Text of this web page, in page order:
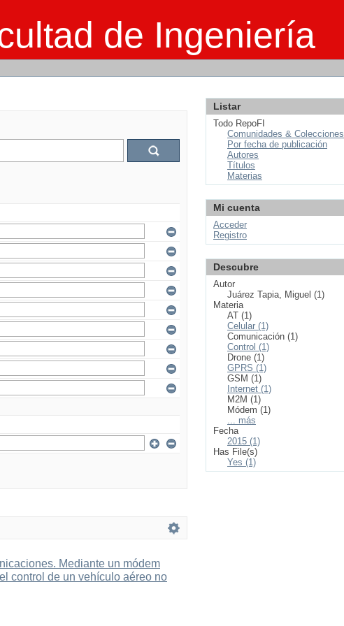
de Ingeniería
Mediante un módem
control de un vehículo aéreo no
Listar
Todo RepoFI
Comunidades & Colecciones
Por fecha de publicación
Autores
Títulos
Materias
Mi cuenta
Acceder
Registro
Descubre
Autor
Juárez Tapia, Miguel (1)
Materia
AT (1)
Celular (1)
Comunicación (1)
Control (1)
Drone (1)
GPRS (1)
GSM (1)
Internet (1)
M2M (1)
Módem (1)
... más
Fecha
2015 (1)
Has File(s)
Yes (1)